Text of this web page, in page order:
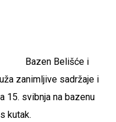
Bazen Belišće i
zanimljive sadržaje i
15. svibnja na bazenu
kutak.